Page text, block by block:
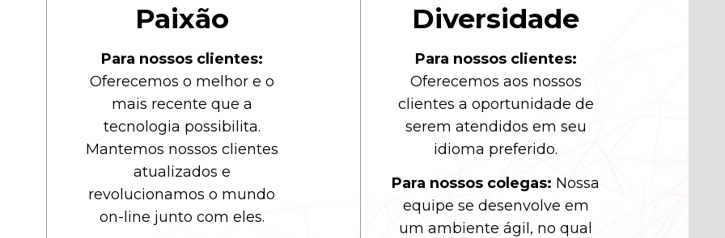
Paixão
Para nossos clientes:
Oferecemos o melhor e o
mais recente que a
tecnologia possibilita.
Mantemos nossos clientes
atualizados e
revolucionamos o mundo
on-line junto com eles.
Diversidade
Para nossos clientes:
Oferecemos aos nossos
clientes a oportunidade de
serem atendidos em seu
idioma preferido.
Para nossos colegas: Nossa
equipe se desenvolve em
um ambiente ágil, no qual